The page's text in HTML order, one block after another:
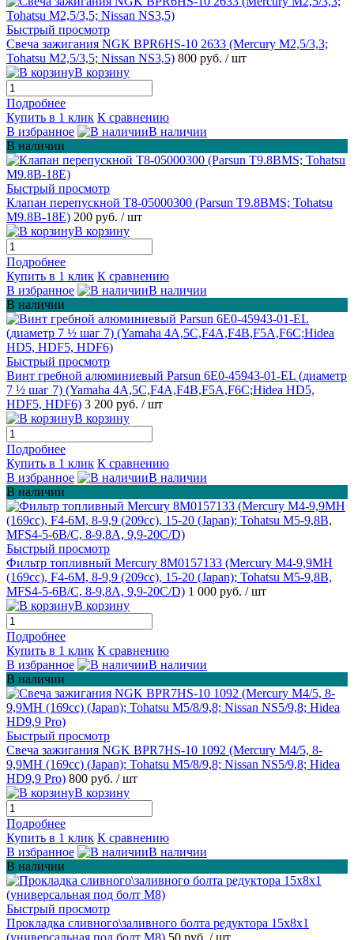
Быстрый просмотр
Свеча зажигания NGK BPR6HS-10 2633 (Mercury M2,5/3,3;
Tohatsu M2,5/3,5; Nissan NS3,5) 800 руб. / шт
В корзину
Подробнее
Купить в 1 клик К сравнению
В избранное
В наличии
В наличии
Быстрый просмотр
Клапан перепускной T8-05000300 (Parsun T9.8BMS; Tohatsu
M9.8B-18E) 200 руб. / шт
В корзину
Подробнее
Купить в 1 клик К сравнению
В избранное
В наличии
В наличии
Быстрый просмотр
Винт гребной алюминиевый Parsun 6E0-45943-01-EL (диаметр
7 ½ шаг 7) (Yamaha 4A,5C,F4A,F4B,F5A,F6C;Hidea HD5,
HDF5, HDF6) 3 200 руб. / шт
В корзину
Подробнее
Купить в 1 клик К сравнению
В избранное
В наличии
В наличии
Быстрый просмотр
Фильтр топливный Mercury 8M0157133 (Mercury M4-9,9MH
(169cc), F4-6M, 8-9,9 (209cc), 15-20 (Japan); Tohatsu M5-9,8B,
MFS4-5-6B/C, 8-9,8A, 9,9-20C/D) 1 000 руб. / шт
В корзину
Подробнее
Купить в 1 клик К сравнению
В избранное
В наличии
В наличии
Быстрый просмотр
Свеча зажигания NGK BPR7HS-10 1092 (Mercury M4/5, 8-
9,9MH (169cc) (Japan); Tohatsu M5/8/9,8; Nissan NS5/9,8; Hidea
HD9,9 Pro) 800 руб. / шт
В корзину
Подробнее
Купить в 1 клик К сравнению
В избранное
В наличии
В наличии
Быстрый просмотр
Прокладка сливного\заливного болта редуктора 15х8х1
(универсальная под болт М8) 50 руб. / шт